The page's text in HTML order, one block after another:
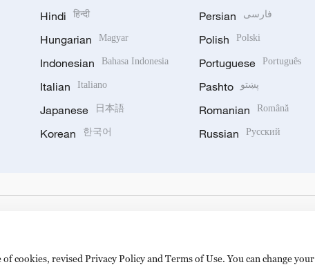
Hindi हिन्दी
Hungarian Magyar
Indonesian Bahasa Indonesia
Italian Italiano
Japanese 日本語
Korean 한국어
Persian فارسی
Polish Polski
Portuguese Português
Pashto پښتو
Romanian Română
Russian Русский
cookies, revised Privacy Policy and Terms of Use. You can change your